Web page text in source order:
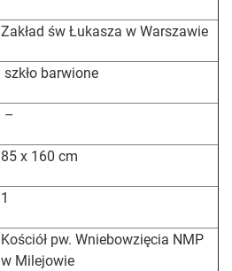
Zakład św Łukasza w Warszawie
szkło barwione
–
85 x 160 cm
1
Kościół pw. Wniebowzięcia NMP
w Milejowie